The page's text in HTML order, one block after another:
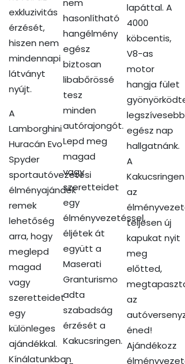
exkluzivitás
érzését,
hiszen nem
mindennapi
látványt
nyújt.
A
Lamborghini
Huracán Evo
Spyder
sportautóvezetési
élményajándék
remek
lehetőség
arra, hogy
meglepd
magad
vagy
szeretteidet
egy
különleges
ajándékkal.
Kínálatunkban
nem
hasonlítható
hangélmény
egész
biztosan
libabőrössé
tesz
minden
autórajongót.
Lepd meg
magad
vagy
szeretteidet
egy
élményvezetéssel,
éljétek át
együtt a
Maserati
Granturismo
adta
szabadság
érzését a
Kakucsringen.
lapáttal. A
4000
köbcentis,
V8-as
motor
hangja fület
egész nap
hallgatnánk.
A
Kakucsringen
az
teljesen új
kapukat nyit
meg
előtted,
az
éned!
Ajándékozz